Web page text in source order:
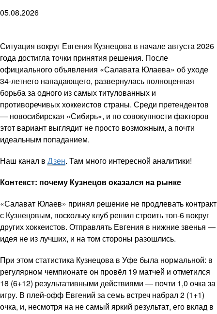
05.08.2026
Ситуация вокруг Евгения Кузнецова в начале августа 2026
года достигла точки принятия решения. После
официального объявления «Салавата Юлаева» об уходе
34-летнего нападающего, развернулась полноценная
борьба за одного из самых титулованных и
противоречивых хоккеистов страны. Среди претендентов
— новосибирская «Сибирь», и по совокупности факторов
этот вариант выглядит не просто возможным, а почти
идеальным попаданием.
Наш канал в Дзен. Там много интересной аналитики!
Контекст: почему Кузнецов оказался на рынке
«Салават Юлаев» принял решение не продлевать контракт
с Кузнецовым, поскольку клуб решил строить топ-6 вокруг
других хоккеистов. Отправлять Евгения в нижние звенья —
идея не из лучших, и на том стороны разошлись.
При этом статистика Кузнецова в Уфе была нормальной: в
регулярном чемпионате он провёл 19 матчей и отметился
18 (6+12) результативными действиями — почти 1,0 очка за
игру. В плей-офф Евгений за семь встреч набрал 2 (1+1)
очка, и, несмотря на не самый яркий результат, его вклад в